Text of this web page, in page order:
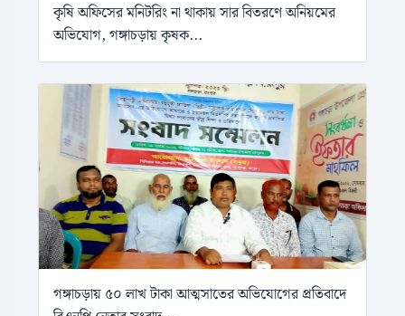
কৃষি অফিসের মনিটরিং না থাকায় সার বিতরণে অনিয়মের
অভিযোগ, গঙ্গাচড়ায় কৃষক...
গঙ্গাচড়ায় ৫০ লাখ টাকা আত্মসাতের অভিযোগের প্রতিবাদে